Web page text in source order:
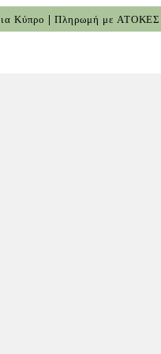
Κύπρο | Πληρωμή με